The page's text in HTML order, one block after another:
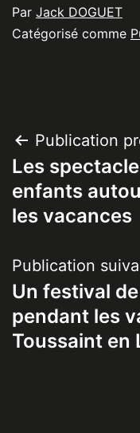
Par Jack DOGUET
Catégorisé comme
de
l’article
Publication
Les
enfants
les vacances
Publication
Un festival
pendant les
Toussaint en